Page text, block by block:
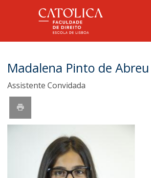
Madalena Pinto de Abreu
Assistente Convidada